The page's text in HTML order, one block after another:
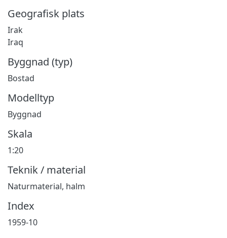
Geografisk plats
Irak
Iraq
Byggnad (typ)
Bostad
Modelltyp
Byggnad
Skala
1:20
Teknik / material
Naturmaterial, halm
Index
1959-10